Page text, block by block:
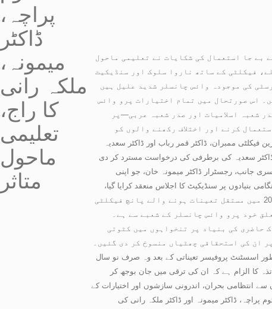
پراچہ،
ڈاکٹر
میمونہ،
ملکہ رانی
کا راج،
تعلیمی
ماحول
متاثر
بے جا استعمال کی شکایات نے تعلیمی ماحول
فیکلٹی کے ساتھ ناروا سلوک اور سنڈیکیٹ
کی موجودہ وائس چانسلر شدید علیل ہیں
اس صورتحال میں تمام اختیارات پرو وائس
شعبہ اسلامیات اور صدر شعبہ عربی—پر
کرنے اور اختلاف رکھنے والوں کو
میں دو سینئر ترین فیکلٹی ممبران، ڈاکٹر قمر رباب اور ڈاکٹر سعدیہ
رباب کو 90 روز کے لیے معطل کر دیا گیا جبکہ ڈاکٹر سعدیہ کی برطرفی کی درخواست مسترد کر دی
جانب، رجسٹرار ڈاکٹر میمونہ خان، جو اپنی
پر سنڈیکیٹ کا اجلاس منعقد کرایا گیا،
جس میں ان کی توسیع کا معاملہ زیر بحث آیا جو اگلی سنڈیکیٹ تک مؤخر کر دیا گیا۔یونیورسٹی ذرائع نے بتایا کہ 2022 میں مستقل تعینات ہونے والے پانچ فیکلٹی
خود پرو وائس چانسلر کے شعبے سے ہے۔
حاضری کی بنیاد پر تنخواہوں میں کٹوتی
ان کی استحقاقی چھٹیاں منسوخ کر دی گئیں۔
کی تیز رفتار ترقی بھی فیکلٹی میں اضطراب کا سبب بنی ہوئی ہے۔ 2015 میں بطور اسسٹنٹ پروفیسر تعیناتی کے بعد وہ صرف نو سال
سے محروم ہیں۔ متعدد اساتذہ کا الزام ہے کہ ان کی ترقی میں جان بوجھ کر
سے انتظامی بحران، اندرونی سازشوں اور اختیارات کے
ڈاکٹر میمونہ اور ڈاکٹر ملکہ رانی کی